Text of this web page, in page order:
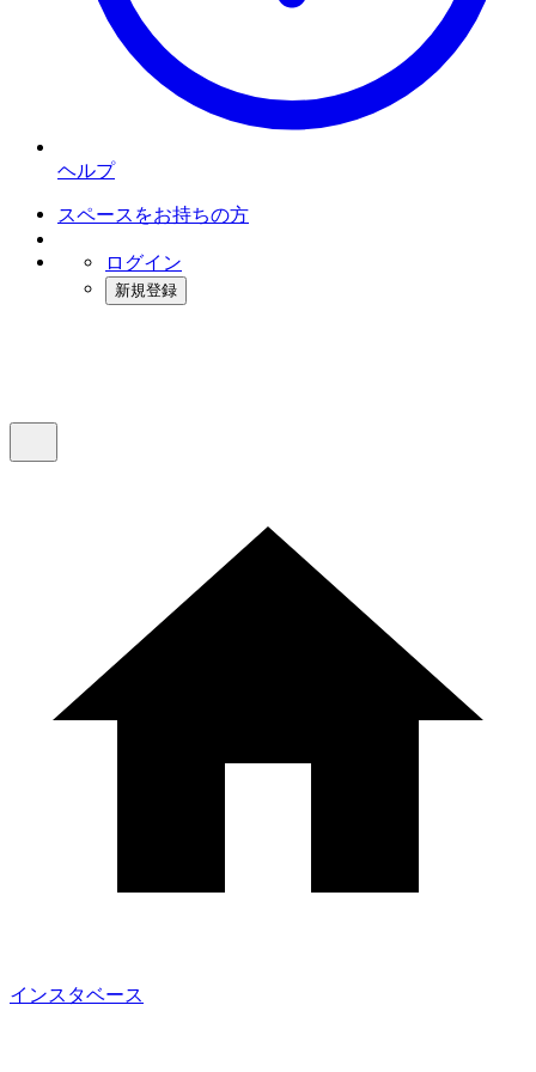
ヘルプ
スペースをお持ちの方
ログイン
新規登録
インスタベース